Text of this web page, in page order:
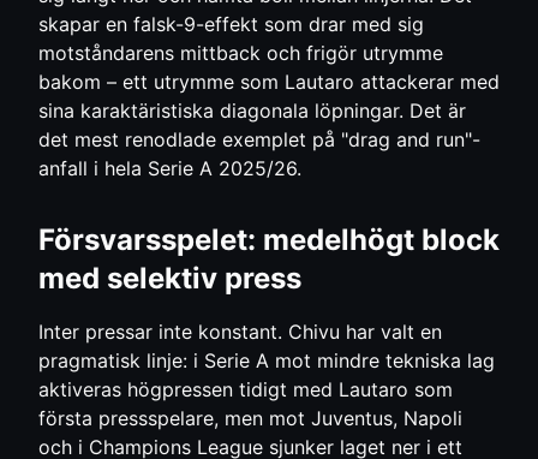
skapar en falsk-9-effekt som drar med sig
motståndarens mittback och frigör utrymme
bakom – ett utrymme som Lautaro attackerar med
sina karaktäristiska diagonala löpningar. Det är
det mest renodlade exemplet på "drag and run"-
anfall i hela Serie A 2025/26.
Försvarsspelet: medelhögt block
med selektiv press
Inter pressar inte konstant. Chivu har valt en
pragmatisk linje: i Serie A mot mindre tekniska lag
aktiveras högpressen tidigt med Lautaro som
första pressspelare, men mot Juventus, Napoli
och i Champions League sjunker laget ner i ett